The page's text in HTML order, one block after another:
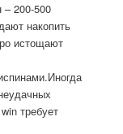
200-500
накопить
истощают
требует